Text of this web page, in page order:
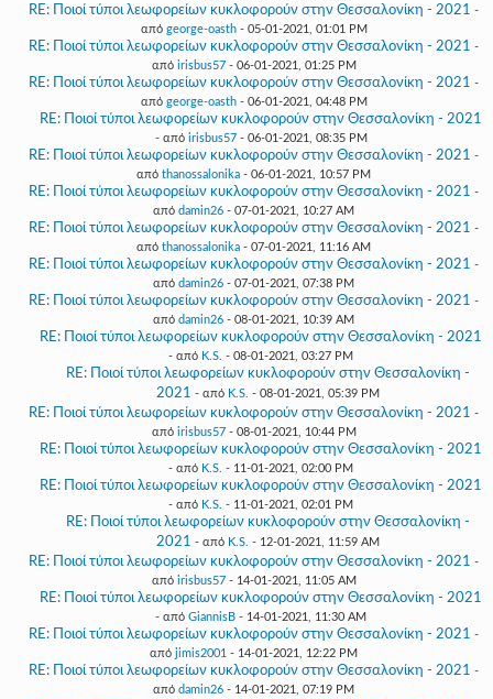
RE: Ποιοί τύποι λεωφορείων κυκλοφορούν στην Θεσσαλονίκη - 2021 -
από george-oasth- 05-01-2021, 01:01 PM
RE: Ποιοί τύποι λεωφορείων κυκλοφορούν στην Θεσσαλονίκη - 2021 -
από irisbus57- 06-01-2021, 01:25 PM
RE: Ποιοί τύποι λεωφορείων κυκλοφορούν στην Θεσσαλονίκη - 2021 -
από george-oasth- 06-01-2021, 04:48 PM
RE: Ποιοί τύποι λεωφορείων κυκλοφορούν στην Θεσσαλονίκη - 2021
- από irisbus57- 06-01-2021, 08:35 PM
RE: Ποιοί τύποι λεωφορείων κυκλοφορούν στην Θεσσαλονίκη - 2021 -
από thanossalonika - 06-01-2021, 10:57 PM
RE: Ποιοί τύποι λεωφορείων κυκλοφορούν στην Θεσσαλονίκη - 2021 -
από damin26 - 07-01-2021, 10:27 AM
RE: Ποιοί τύποι λεωφορείων κυκλοφορούν στην Θεσσαλονίκη - 2021 -
από thanossalonika - 07-01-2021, 11:16 AM
RE: Ποιοί τύποι λεωφορείων κυκλοφορούν στην Θεσσαλονίκη - 2021 -
από damin26 - 07-01-2021, 07:38 PM
RE: Ποιοί τύποι λεωφορείων κυκλοφορούν στην Θεσσαλονίκη - 2021 -
από damin26 - 08-01-2021, 10:39 AM
RE: Ποιοί τύποι λεωφορείων κυκλοφορούν στην Θεσσαλονίκη - 2021
- από K.S. - 08-01-2021, 03:27 PM
RE: Ποιοί τύποι λεωφορείων κυκλοφορούν στην Θεσσαλονίκη -
2021 - από K.S. - 08-01-2021, 05:39 PM
RE: Ποιοί τύποι λεωφορείων κυκλοφορούν στην Θεσσαλονίκη - 2021 -
από irisbus57- 08-01-2021, 10:44 PM
RE: Ποιοί τύποι λεωφορείων κυκλοφορούν στην Θεσσαλονίκη - 2021
- από K.S. - 11-01-2021, 02:00 PM
RE: Ποιοί τύποι λεωφορείων κυκλοφορούν στην Θεσσαλονίκη - 2021
- από K.S. - 11-01-2021, 02:01 PM
RE: Ποιοί τύποι λεωφορείων κυκλοφορούν στην Θεσσαλονίκη -
2021 - από K.S. - 12-01-2021, 11:59 AM
RE: Ποιοί τύποι λεωφορείων κυκλοφορούν στην Θεσσαλονίκη - 2021 -
από irisbus57- 14-01-2021, 11:05 AM
RE: Ποιοί τύποι λεωφορείων κυκλοφορούν στην Θεσσαλονίκη - 2021
- από GiannisB - 14-01-2021, 11:30 AM
RE: Ποιοί τύποι λεωφορείων κυκλοφορούν στην Θεσσαλονίκη - 2021 -
από jimis2001 - 14-01-2021, 12:22 PM
RE: Ποιοί τύποι λεωφορείων κυκλοφορούν στην Θεσσαλονίκη - 2021 -
από damin26 - 14-01-2021, 07:19 PM